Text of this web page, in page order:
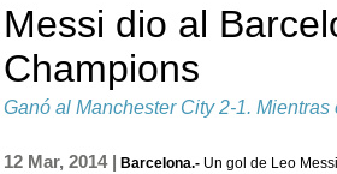
Messi dio al
Champions
Ganó al Manchester City 2-1.
12 Mar, 2014 | Barcelona.- Un gol de Leo